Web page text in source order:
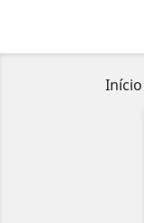
Início